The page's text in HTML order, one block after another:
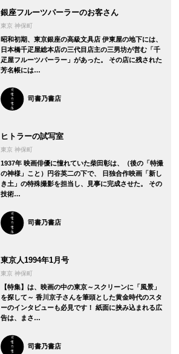
銀座フルーツパーラーのお客さん
東京 神保町
昭和初期、東京銀座の高級文具店 伊東屋の地下には、
日本橋千疋屋総本店の三代目店主の三男坊が営む「千
疋屋フルーツパーラー」があった。 その店に残された
芳名帳には…
司書乃書店
ヒトラーの試写室
東京 神保町
1937年 映画俳優に憧れていた柴田彰は、（後の「特撮
の神様」こと）円谷英二の下で、 日独合作映画「新し
き土」の特殊撮影を担当し、見事に完成させた。 その
技術…
司書乃書店
東京人1994年1月号
東京 神保町
【特集】は、映画の中の東京～スクリーンに「風景」
を探して～ 香川京子さんを筆頭とした黄金時代のスタ
ーのインタビューも必見です！ 紙面に挟み込まれる広
告は、まさ…
司書乃書店